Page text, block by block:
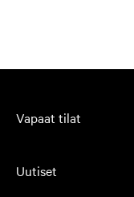
Vapaat tilat
Uutiset